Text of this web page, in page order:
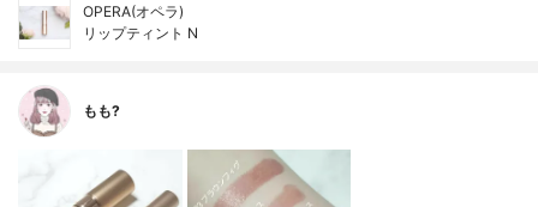
OPERA(オペラ)
リップティント N
もも?